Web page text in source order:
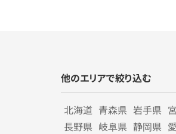
他のエリアで絞り込む
北海道 青森県 岩手県
長野県 岐阜県 静岡県